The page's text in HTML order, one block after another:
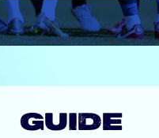
GUIDE